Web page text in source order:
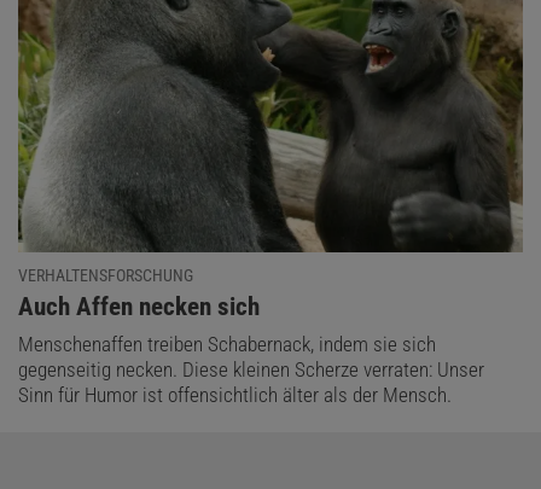
VERHALTENSFORSCHUNG
:
Auch Affen necken sich
Menschenaffen treiben Schabernack, indem sie sich
gegenseitig necken. Diese kleinen Scherze verraten: Unser
Sinn für Humor ist offensichtlich älter als der Mensch.